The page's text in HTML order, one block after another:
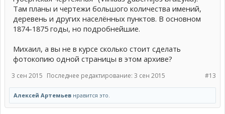
Там планы и чертежи большого количества имений,
деревень и других населённых пунктов. В основном
1874-1875 годы, но подробнейшие.
Михаил, а вы не в курсе сколько стоит сделать
фотокопию одной страницы в этом архиве?
#13
3 сен 2015 Последнее редактирование: 3 сен 2015
Алексей Артемьев нравится это.